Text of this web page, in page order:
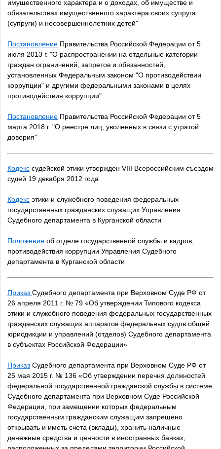
имущественного характера и о доходах, об имуществе и
обязательствах имущественного характера своих супруга
(супруги) и несовершеннолетних детей"
Постановление Правительства Российской Федерации от 5
июля 2013 г. "О распространении на отдельные категории
граждан ограничений, запретов и обязанностей,
установленных Федеральным законом "О противодействии
коррупции" и другими федеральными законами в целях
противодействия коррупции"
Постановление Правительства Российской Федерации от 5
марта 2018 г. "О реестре лиц, уволенных в связи с утратой
доверия"
Кодекс судейской этики утвержден VIII Всероссийским съездом
судей 19 декабря 2012 года
Кодекс этики и служебного поведения федеральных
государственных гражданских служащих Управления
Судебного департамента в Курганской области
Положение об отделе государственной службы и кадров,
противодействия коррупции Управления Судебного
департамента в Курганской области
Приказ Судебного департамента при Верховном Суде РФ от
26 апреля 2011 г. № 79 «Об утверждении Типового кодекса
этики и служебного поведения федеральных государственных
гражданских служащих аппаратов федеральных судов общей
юрисдикции и управлений (отделов) Судебного департамента
в субъектах Российской Федерации»
Приказ Судебного департамента при Верховном Суде РФ от
25 мая 2015 г. № 136 «Об утверждении перечня должностей
федеральной государственной гражданской службы в системе
Судебного департамента при Верховном Суде Российской
Федерации, при замещении которых федеральным
государственным гражданским служащим запрещено
открывать и иметь счета (вклады), хранить наличные
денежные средства и ценности в иностранных банках,